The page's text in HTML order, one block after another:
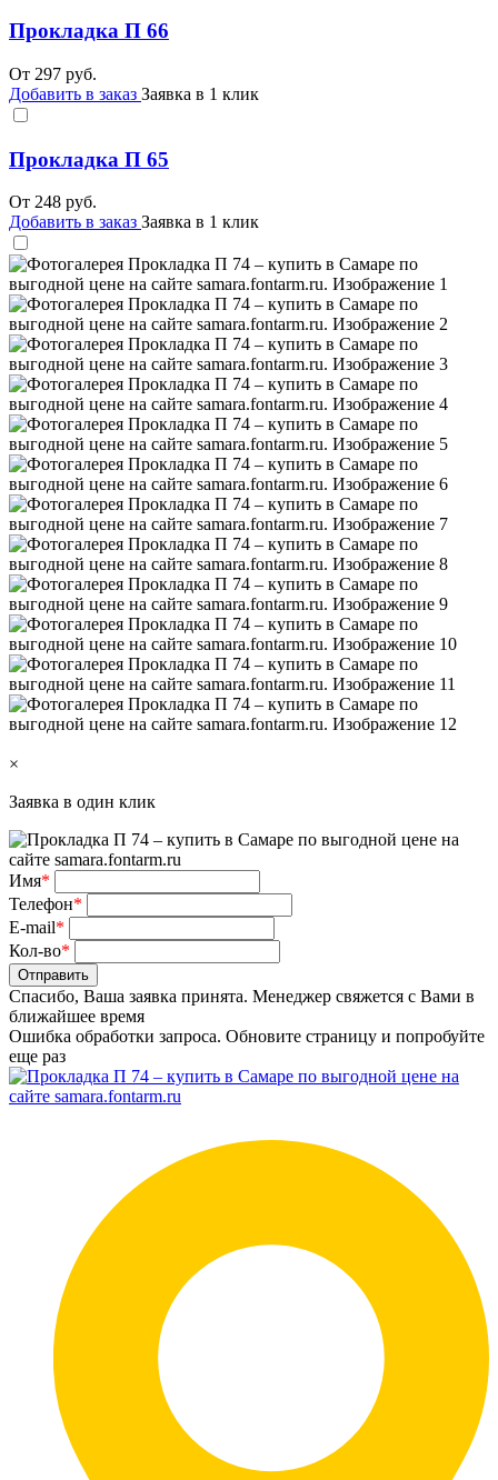
Прокладка П 66
От 297 руб.
Добавить в заказ Заявка в 1 клик
Прокладка П 65
От 248 руб.
Добавить в заказ Заявка в 1 клик
×
Заявка в один клик
Имя*
Телефон*
E-mail*
Кол-во*
Отправить
Спасибо, Ваша заявка принята. Менеджер свяжется с Вами в
ближайшее время
Ошибка обработки запроса. Обновите страницу и попробуйте
еще раз